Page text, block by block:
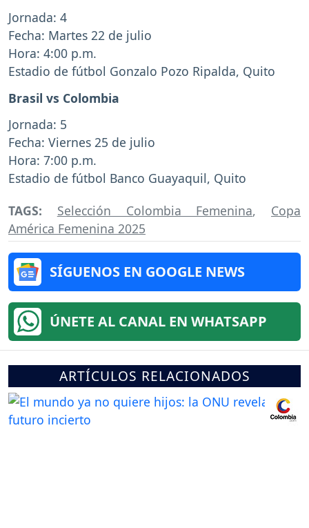
Jornada: 4
Fecha: Martes 22 de julio
Hora: 4:00 p.m.
Estadio de fútbol Gonzalo Pozo Ripalda, Quito
Brasil vs Colombia
Jornada: 5
Fecha: Viernes 25 de julio
Hora: 7:00 p.m.
Estadio de fútbol Banco Guayaquil, Quito
TAGS: Selección Colombia Femenina, Copa
América Femenina 2025
SÍGUENOS EN GOOGLE NEWS
ÚNETE AL CANAL EN WHATSAPP
ARTÍCULOS RELACIONADOS